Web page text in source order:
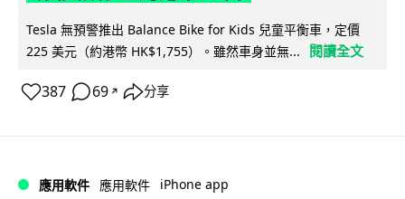
Tesla 無預警推出 Balance Bike for Kids 兒童平衡車，定價
225 美元（約港幣 HK$1,755）。雖然車身並無...
閱讀全文
387 69 ↗ 分享
應用軟件 應用軟件 iPhone app